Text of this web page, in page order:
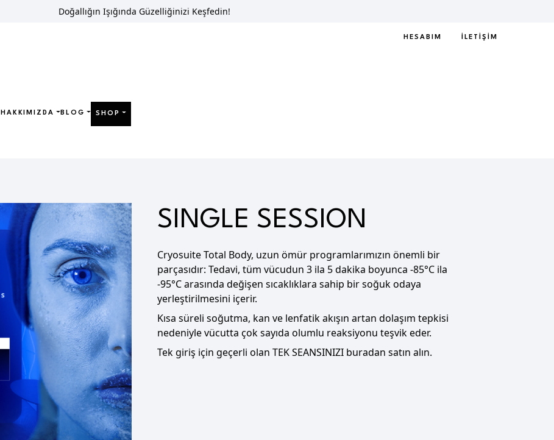
Doğallığın Işığında Güzelliğinizi Keşfedin!
HESABIM İLETIŞIM
HAKKIMIZDA BLOG SHOP
SINGLE SESSION
SINGLE SESSION
Cryosuite Total Body, uzun ömür programlarımızın önemli bir
parçasıdır: Tedavi, tüm vücudun 3 ila 5 dakika boyunca -85°C ila
-95°C arasında değişen sıcaklıklara sahip bir soğuk odaya
yerleştirilmesini içerir.
Kısa süreli soğutma, kan ve lenfatik akışın artan dolaşım tepkisi
nedeniyle vücutta çok sayıda olumlu reaksiyonu teşvik eder.
Tek giriş için geçerli olan TEK SEANSINIZIburadan satın alın.